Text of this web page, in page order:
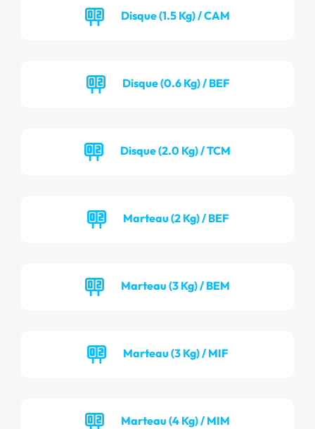
Disque (1.5 Kg) / CAM
Disque (0.6 Kg) / BEF
Disque (2.0 Kg) / TCM
Marteau (2 Kg) / BEF
Marteau (3 Kg) / BEM
Marteau (3 Kg) / MIF
Marteau (4 Kg) / MIM